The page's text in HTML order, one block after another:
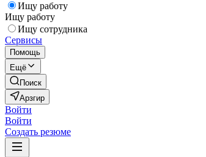
Ищу работу
Ищу работу
Ищу сотрудника
Сервисы
Помощь
Ещё
Поиск
Арзгир
Войти
Войти
Создать резюме